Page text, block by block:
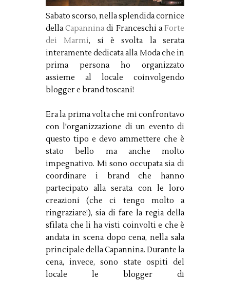
Sabato scorso, nella splendida cornice
dellaCapannina di Franceschi aForte
dei Marmi, si è svolta la serata
interamente dedicata alla Moda che in
prima persona ho organizzato
assieme al locale coinvolgendo
blogger e brand toscani!
Era la prima volta che mi confrontavo
con l'organizzazione di un evento di
questo tipo e devo ammettere che è
stato bello ma anche molto
impegnativo. Mi sono occupata sia di
coordinare i brand che hanno
partecipato alla serata con le loro
creazioni (che ci tengo molto a
ringraziare!), sia di fare la regia della
sfilata che li ha visti coinvolti e che è
andata in scena dopo cena, nella sala
principale della Capannina. Durante la
cena, invece, sono state ospiti del
locale le blogger di